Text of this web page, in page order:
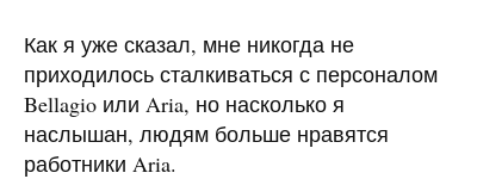
Как я уже сказал, мне никогда не
приходилось сталкиваться с персоналом
Bellagio или Aria, но насколько я
наслышан, людям больше нравятся
работники Aria.